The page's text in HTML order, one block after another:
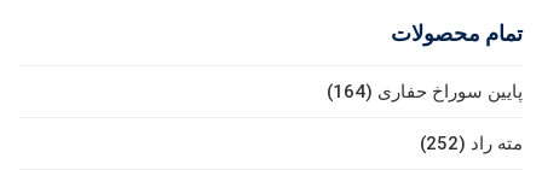
تمام محصولات
پایین سوراخ حفاری (164)
مته راد (252)